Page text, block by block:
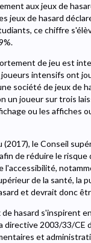
aux jeux de
jeux de hasard
ce chiffre
de jeu est
intensifs ont
société de jeux de
un joueur sur trois
ou les affiches
le Conseil
de réduire le risque
de la santé, la
et devrait donc
hasard s'inspirent
2003/33/CE
et